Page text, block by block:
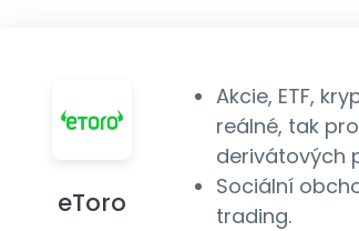
eToro
Akcie, ETF,
reálné, tak
derivátových
Sociální
trading.